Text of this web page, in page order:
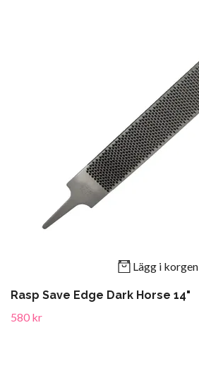
Lägg i korgen
Rasp Save Edge Dark Horse 14"
580 kr